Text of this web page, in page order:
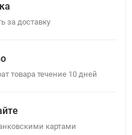
за доставку
товара течение 10 дней
картами